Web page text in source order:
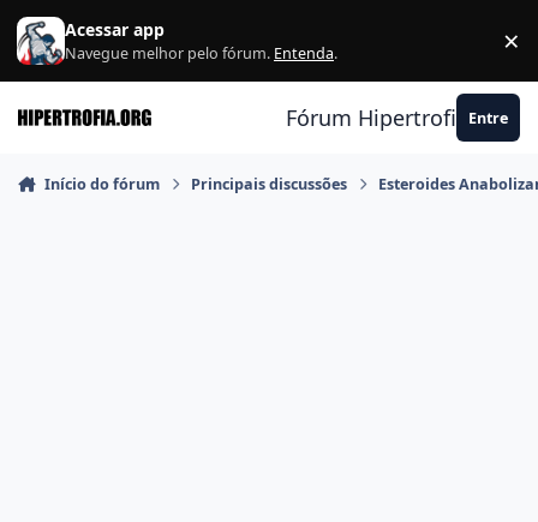
Ir para conteúdo
Acessar app
Navegue melhor pelo fórum. Entenda. ×
Fórum Hipertrofia.org
Entre
Início do fórum Principais discussões Esteroides